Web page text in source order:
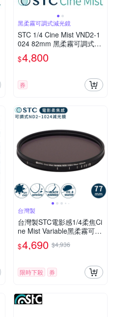
黑柔霧可調式減光鏡
STC 1/4 Cine Mist VND2-1
024 82mm 黑柔霧可調式減
光鏡(公司貨)
$4,800
券
台灣製
台灣製STC電影感1/4柔焦Ci
ne Mist Variable黑柔霧可調
減光鏡ND2-1024黑柔焦77
mm濾鏡985241(雙面防污
D濾鏡
$4,690 $4,936
限時下殺 券